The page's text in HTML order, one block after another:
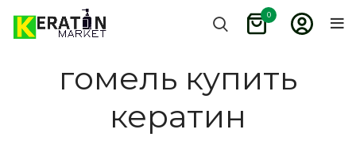
0
гомель купить
кератин